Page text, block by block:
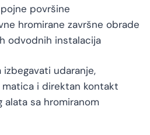
površine
hromirane završne obrade
odvodnih instalacija
udaranje,
i direktan kontakt
alata sa hromiranom